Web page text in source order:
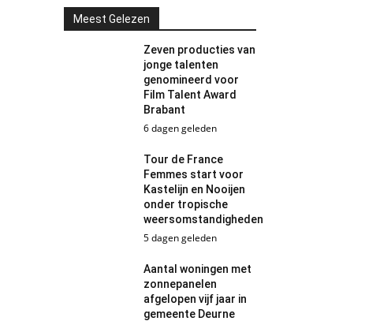
Meest Gelezen
Zeven producties van
jonge talenten
genomineerd voor
Film Talent Award
Brabant
6 dagen geleden
Tour de France
Femmes start voor
Kastelijn en Nooijen
onder tropische
weersomstandigheden
5 dagen geleden
Aantal woningen met
zonnepanelen
afgelopen vijf jaar in
gemeente Deurne